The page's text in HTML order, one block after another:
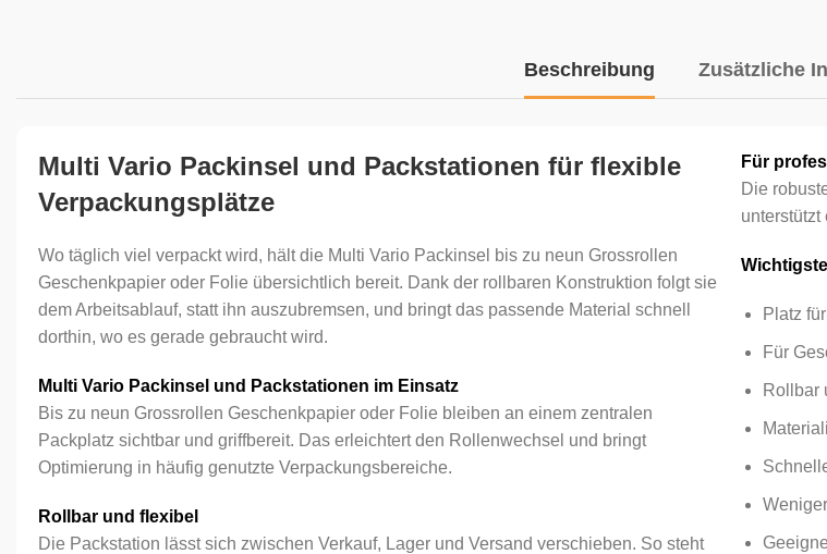
Beschreibung Zusätzliche
Multi Vario Packinsel und Packstationen für flexible
Verpackungsplätze
Wo täglich viel verpackt wird, hält die Multi Vario Packinsel bis zu neun Grossrollen
Geschenkpapier oder Folie übersichtlich bereit. Dank der rollbaren Konstruktion folgt sie
dem Arbeitsablauf, statt ihn auszubremsen, und bringt das passende Material schnell
dorthin, wo es gerade gebraucht wird.
Multi Vario Packinsel und Packstationen im Einsatz
Bis zu neun Grossrollen Geschenkpapier oder Folie bleiben an einem zentralen
Packplatz sichtbar und griffbereit. Das erleichtert den Rollenwechsel und bringt
Optimierung in häufig genutzte Verpackungsbereiche.
Rollbar und flexibel
Die Packstation lässt sich zwischen Verkauf, Lager und Versand verschieben. So steht
Für
Die
Platz
Für
Rollbar